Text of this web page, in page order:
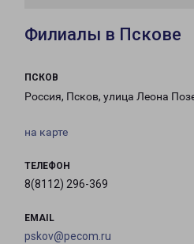
Филиалы в Пскове
ПСКОВ
Россия, Псков, улица Леона
на карте
ТЕЛЕФОН
8(8112) 296-369
EMAIL
pskov@pecom.ru